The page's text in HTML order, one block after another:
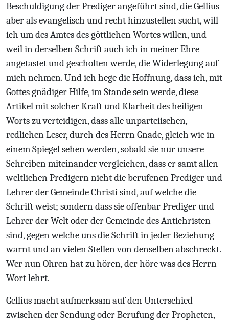
Beschuldigung der Prediger angeführt sind, die Gellius
aber als evangelisch und recht hinzustellen sucht, will
ich um des Amtes des göttlichen Wortes willen, und
weil in derselben Schrift auch ich in meiner Ehre
angetastet und gescholten werde, die Widerlegung auf
mich nehmen. Und ich hege die Hoffnung, dass ich, mit
Gottes gnädiger Hilfe, im Stande sein werde, diese
Artikel mit solcher Kraft und Klarheit des heiligen
Worts zu verteidigen, dass alle unparteiischen,
redlichen Leser, durch des Herrn Gnade, gleich wie in
einem Spiegel sehen werden, sobald sie nur unsere
Schreiben miteinander vergleichen, dass er samt allen
weltlichen Predigern nicht die berufenen Prediger und
Lehrer der Gemeinde Christi sind, auf welche die
Schrift weist; sondern dass sie offenbar Prediger und
Lehrer der Welt oder der Gemeinde des Antichristen
sind, gegen welche uns die Schrift in jeder Beziehung
warnt und an vielen Stellen von denselben abschreckt.
Wer nun Ohren hat zu hören, der höre was des Herrn
Wort lehrt.
Gellius macht aufmerksam auf den Unterschied
zwischen der Sendung oder Berufung der Propheten,